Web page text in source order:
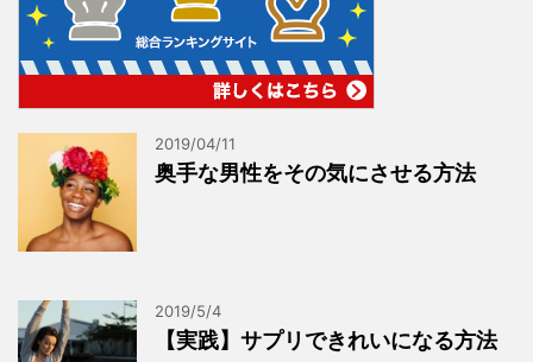
2019/04/11
奥手な男性をその気にさせる方法
2019/5/4
【実践】サプリできれいになる方法